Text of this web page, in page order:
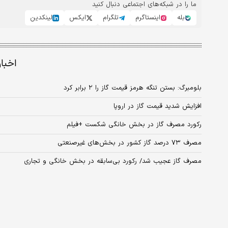
ما را در شبکه‌های اجتماعی دنبال کنید
بله
اینستاگرم تلگرام ایکس لینکدین
بلومبرگ: بستن تنگه هرمز قیمت گاز را ۲ برابر کرد
افزایش شدید قیمت گاز در اروپا
رکورد مصرف گاز در بخش خانگی شکست +فیلم
مصرف ۷۳ درصد گاز کشور در بخش‌های غیرصنعتی
مصرف گاز عجیب شد/ رکورد بی‌سابقه در بخش خانگی و تجاری